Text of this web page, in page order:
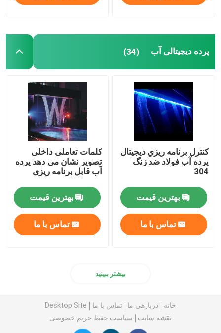
پرده دیجیتالی آب (34)
کنترل برنامه ريزي ديجيتال
پرده آب فولاد ضد زنگ
304
بهترین قیمت
تماس با ما
کلمات تعاملی داخلی
تصویر نشان می دهد پرده
آب قابل برنامه ریزی
بهترین قیمت
تماس با ما
بیشتر ببینید
خانه دربارهی ما تماس با ما
Desktop Site
نقشه سایت
سیاست حفظ حریم خصوصی